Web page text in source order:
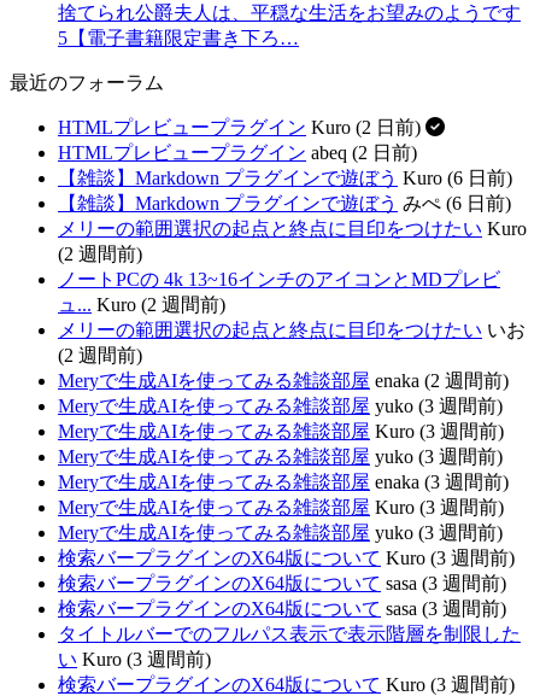
捨てられ公爵夫人は、平穏な生活をお望みのようです
5【電子書籍限定書き下ろ…
最近のフォーラム
HTMLプレビュープラグイン Kuro (2 日前)
HTMLプレビュープラグイン abeq (2 日前)
【雑談】Markdown プラグインで遊ぼう Kuro (6 日前)
【雑談】Markdown プラグインで遊ぼう みぺ (6 日前)
メリーの範囲選択の起点と終点に目印をつけたい Kuro
(2 週間前)
ノートPCの 4k 13~16インチのアイコンとMDプレビ
ュ... Kuro (2 週間前)
メリーの範囲選択の起点と終点に目印をつけたい いお
(2 週間前)
Meryで生成AIを使ってみる雑談部屋 enaka (2 週間前)
Meryで生成AIを使ってみる雑談部屋 yuko (3 週間前)
Meryで生成AIを使ってみる雑談部屋 Kuro (3 週間前)
Meryで生成AIを使ってみる雑談部屋 yuko (3 週間前)
Meryで生成AIを使ってみる雑談部屋 enaka (3 週間前)
Meryで生成AIを使ってみる雑談部屋 Kuro (3 週間前)
Meryで生成AIを使ってみる雑談部屋 yuko (3 週間前)
検索バープラグインのX64版について Kuro (3 週間前)
検索バープラグインのX64版について sasa (3 週間前)
検索バープラグインのX64版について sasa (3 週間前)
タイトルバーでのフルパス表示で表示階層を制限した
い Kuro (3 週間前)
検索バープラグインのX64版について Kuro (3 週間前)